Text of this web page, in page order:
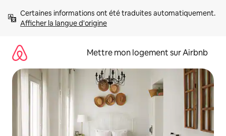
directement
Afficher la langue d'origine
Mettre mon logement sur Airbnb